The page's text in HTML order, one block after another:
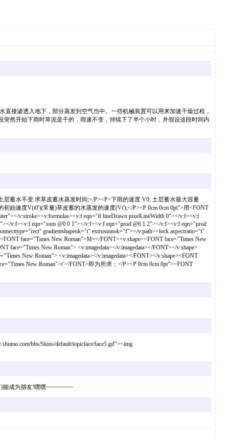
接渗透入地下，部分蒸发到空气当中。一些机械装置可以用来加速干燥过程，
然开始下雨时草泥是干的，雨速不变，持续下了半个小时，并假设这段时间内
蓄水不变.求草皮蓄水蒸发时间;</P><P>下雨的速度 V0; 土层蓄水最大容量
始速度V(t0')(常量)草皮蓄的水蒸发的速度(Vt');</P><P 0cm 0cm 0pt">用<FONT
v:stroke><v:formulas><v:f eqn="if lineDrawn pixelLineWidth 0"></v:f><v:f
v:f><v:f eqn="sum @0 0 1"></v:f><v:f eqn="prod @6 1 2"></v:f><v:f eqn="prod
gradientshapeok="t" extrusionok="f"></v:path><lock aspectratio="t"
face="Times New Roman">M=</FONT><v:shape><FONT face="Times New
face="Times New Roman"> <v:imagedata></v:imagedata></FONT></v:shape>
New Roman"> <v:imagedata></v:imagedata></FONT></v:shape><FONT
New Roman">t’</FONT>即为所求；</P><P 0cm 0cm 0pt"><FONT
bbs/Skins/default/topicface/face5.gif"><img
成为朋友!嘿嘿~~~~~~~~